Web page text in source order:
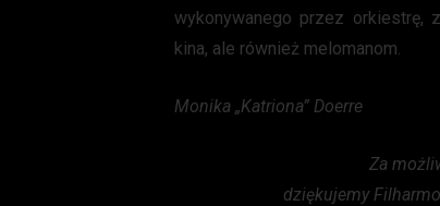
wykonywanego przez orkiestrę,
kina, ale również melomanom.
Monika „Katriona” Doerre
Za
dziękujemy